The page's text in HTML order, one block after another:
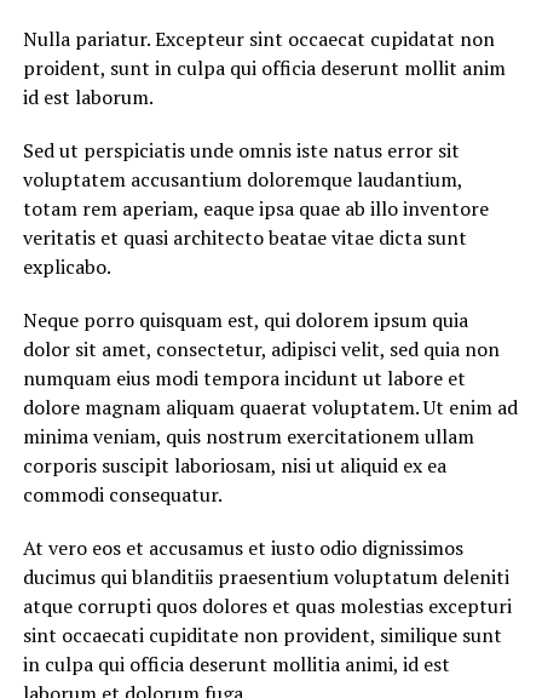
Nulla pariatur. Excepteur sint occaecat cupidatat non
proident, sunt in culpa qui officia deserunt mollit anim
id est laborum.
Sed ut perspiciatis unde omnis iste natus error sit
voluptatem accusantium doloremque laudantium,
totam rem aperiam, eaque ipsa quae ab illo inventore
veritatis et quasi architecto beatae vitae dicta sunt
explicabo.
Neque porro quisquam est, qui dolorem ipsum quia
dolor sit amet, consectetur, adipisci velit, sed quia non
numquam eius modi tempora incidunt ut labore et
dolore magnam aliquam quaerat voluptatem. Ut enim ad
minima veniam, quis nostrum exercitationem ullam
corporis suscipit laboriosam, nisi ut aliquid ex ea
commodi consequatur.
At vero eos et accusamus et iusto odio dignissimos
ducimus qui blanditiis praesentium voluptatum deleniti
atque corrupti quos dolores et quas molestias excepturi
sint occaecati cupiditate non provident, similique sunt
in culpa qui officia deserunt mollitia animi, id est